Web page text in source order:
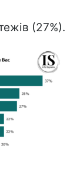
(27%).